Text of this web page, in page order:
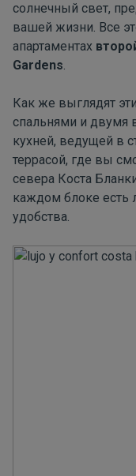
солнечный свет,
вашей жизни. Все
апартаментах
Gardens.
Как же выглядят
спальнями и двумя
кухней, ведущей в
террасой, где вы
севера Коста
каждом блоке есть
удобства.